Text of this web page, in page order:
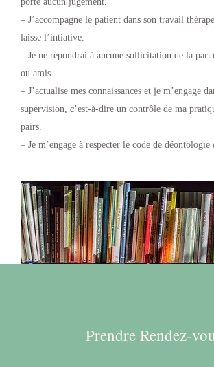
– J’accompagne le patient dans son travail
laisse l’intiative.
– Je ne répondrai à aucune sollicitation de la
ou amis.
– J’actualise mes connaissances et je m’engage
supervision, c’est-à-dire un contrôle de ma
pairs.
– Je m’engage à respecter le code de déontologie
Prendre Rendez-